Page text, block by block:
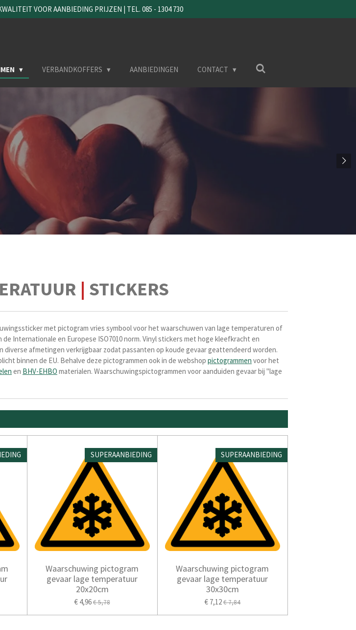
VOOR AANBIEDING PRIJZEN | TEL. 085 - 1304 730
VERBANDKOFFERS AANBIEDINGEN CONTACT
| STICKERS
met pictogram vries symbool voor het waarschuwen van lage temperaturen of
Internationale en Europese ISO7010norm. Vinyl stickers met hoge kleefkracht en
diverse afmetingen verkrijgbaar zodat passanten op koude gevaar geattendeerd worden.
binnen de EU. Behalve deze pictogrammen ook in de webshop pictogrammen voor het
en BHV-EHBO materialen. Waarschuwingspictogrammen voor aanduiden gevaar bij "lage
SUPERAANBIEDING
Waarschuwing pictogram
gevaar lage temperatuur
20x20cm
€ 4,96€ 5,78
SUPERAANBIEDING
Waarschuwing pictogram
gevaar lage temperatuur
30x30cm
€ 7,12€ 7,84